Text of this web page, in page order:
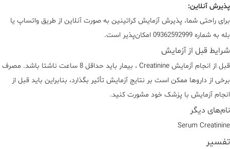
پذیرش آنلاین:
برای راحتی شما، پذیرش آزمایش کراتینین به صورت آنلاین از طریق واتساپ یا
بله به شماره 09362592999 امکان‌پذیر است.
شرایط قبل از آزمایش
قبل از انجام آزمایش Creatinine ، بیمار باید حداقل 8 ساعت ناشتا باشد. مصرف
برخی از داروها ممکن است بر نتایج آزمایش تأثیر بگذارد، بنابراین باید قبل از
انجام آزمایش با پزشک خود مشورت کنید.
نام‌های دیگر
Serum Creatinine
تفسیر